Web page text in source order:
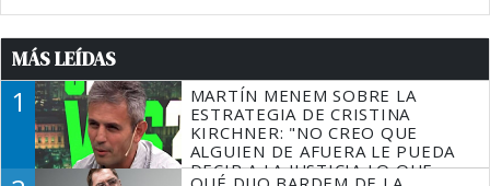
MÁS LEÍDAS
1
MARTÍN MENEM SOBRE LA
ESTRATEGIA DE CRISTINA
KIRCHNER: "NO CREO QUE
ALGUIEN DE AFUERA LE PUEDA
DECIR A LA JUSTICIA LO QUE